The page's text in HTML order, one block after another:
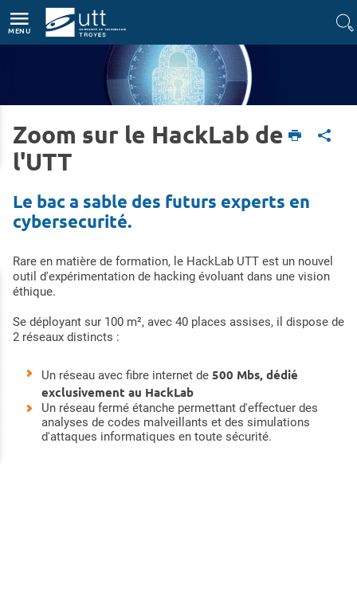
MENU
Accueil Formations Mastère Spécialisé ® Expert en Cybersécurité
Zoom sur le HackLab de
l'UTT
Le bac a sable des futurs experts en
cybersecurité.
Rare en matière de formation, le HackLab UTT est un nouvel
outil d'expérimentation de hacking évoluant dans une vision
éthique.
Se déployant sur 100 m², avec 40 places assises, il dispose de
2 réseaux distincts :
Un réseau avec fibre internet de 500 Mbs, dédié
exclusivement au HackLab
Un réseau fermé étanche permettant d'effectuer des
analyses de codes malveillants et des simulations
d'attaques informatiques en toute sécurité.